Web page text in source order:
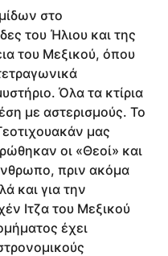
στο
του Ήλιου και της
του Μεξικού, όπου
Όλα τα κτίρια
με αστερισμούς. Το
μας
οι «Θεοί» και
πριν ακόμα
και για την
Ιτζα του Μεξικού
έχει